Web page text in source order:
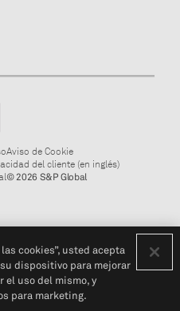
Aviso de Cookie
del cliente (en inglés)
© 2026 S&P Global
cookies”, usted acepta
dispositivo para mejorar
el uso del mismo, y
para marketing.